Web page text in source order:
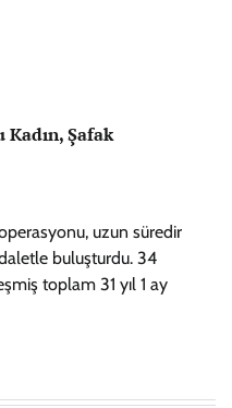
Kadın, Şafak
uzun süredir
buluşturdu. 34
toplam 31 yıl 1 ay